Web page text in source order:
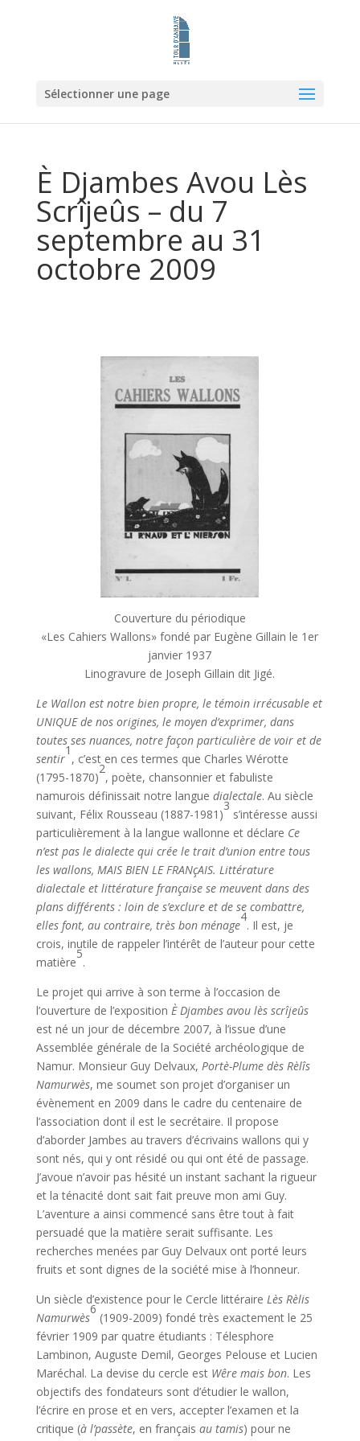
Sélectionner une page
È Djambes Avou Lès
Scrîjeûs – du 7
septembre au 31
octobre 2009
Couverture du périodique
«Les Cahiers Wallons» fondé par Eugène Gillain le 1er
janvier 1937
Linogravure de Joseph Gillain dit Jigé.
Le Wallon est notre bien propre, le témoin irrécusable et
UNIQUE de nos origines, le moyen d’exprimer, dans
toutes ses nuances, notre façon particulière de voir et de
sentir
1
, c’est en ces termes que Charles Wérotte
(1795-1870)
2
, poète, chansonnier et fabuliste
namurois définissait notre langue dialectale. Au siècle
suivant, Félix Rousseau (1887-1981)
3
s’intéresse aussi
particulièrement à la langue wallonne et déclare Ce
n’est pas le dialecte qui crée le trait d’union entre tous
les wallons, MAIS BIEN LE FRANçAIS. Littérature
dialectale et littérature française se meuvent dans des
plans différents : loin de s’exclure et de se combattre,
elles font, au contraire, très bon ménage
4
. Il est, je
crois, inutile de rappeler l’intérêt de l’auteur pour cette
matière
5
.
Le projet qui arrive à son terme à l’occasion de
l’ouverture de l’exposition È Djambes avou lès scrîjeûs
est né un jour de décembre 2007, à l’issue d’une
Assemblée générale de la Société archéologique de
Namur. Monsieur Guy Delvaux, Portè-Plume dès Rèlîs
Namurwès, me soumet son projet d’organiser un
évènement en 2009 dans le cadre du centenaire de
l’association dont il est le secrétaire. Il propose
d’aborder Jambes au travers d’écrivains wallons qui y
sont nés, qui y ont résidé ou qui ont été de passage.
J’avoue n’avoir pas hésité un instant sachant la rigueur
et la ténacité dont sait fait preuve mon ami Guy.
L’aventure a ainsi commencé sans être tout à fait
persuadé que la matière serait suffisante. Les
recherches menées par Guy Delvaux ont porté leurs
fruits et sont dignes de la société mise à l’honneur.
Un siècle d’existence pour le Cercle littéraire Lès Rèlis
Namurwès
6
(1909-2009) fondé très exactement le 25
février 1909 par quatre étudiants : Télesphore
Lambinon, Auguste Demil, Georges Pelouse et Lucien
Maréchal. La devise du cercle est Wêre mais bon. Les
objectifs des fondateurs sont d’étudier le wallon,
l’écrire en prose et en vers, accepter l’examen et la
critique (à l’passète, en français au tamis) pour ne